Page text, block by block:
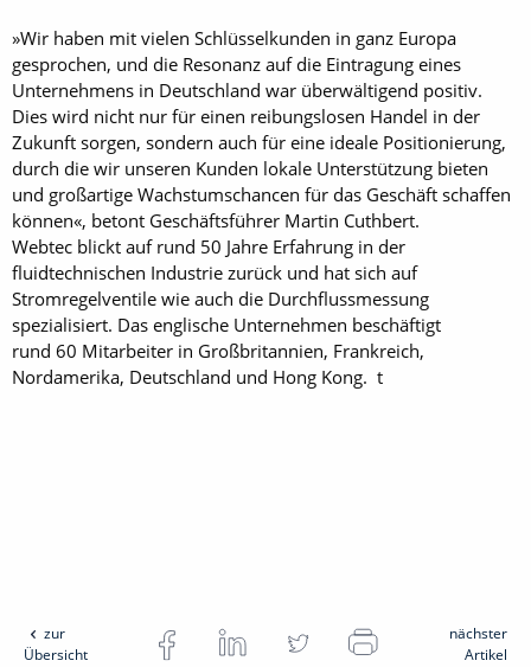
»Wir haben mit vielen Schlüsselkunden in ganz Europa
gesprochen, und die Resonanz auf die Eintragung eines
Unternehmens in Deutschland war überwältigend positiv.
Dies wird nicht nur für einen reibungslosen Handel in der
Zukunft sorgen, sondern auch für eine ideale Positionierung,
durch die wir unseren Kunden lokale Unterstützung bieten
und großartige Wachstumschancen für das Geschäft schaffen
können«, betont Geschäftsführer Martin Cuthbert.
Webtec blickt auf rund 50 Jahre Erfahrung in der
fluidtechnischen Industrie zurück und hat sich auf
Stromregelventile wie auch die Durchflussmessung
spezialisiert. Das englische Unternehmen beschäftigt
rund 60 Mitarbeiter in Großbritannien, Frankreich,
Nordamerika, Deutschland und Hong Kong. t
zur
Übersicht
nächster
Artikel